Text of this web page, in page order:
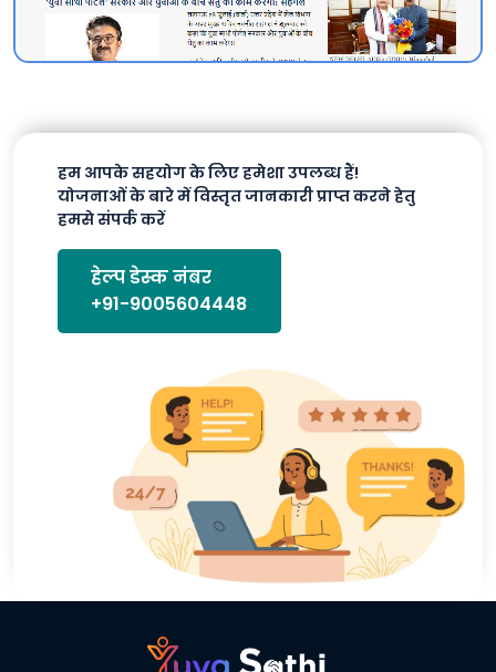
हम आपके सहयोग के लिए हमेशा उपलब्ध हैं!
योजनाओं के बारे में विस्तृत जानकारी प्राप्त करने हेतु
हमसे संपर्क करें
हेल्प डेस्क नंबर
+91-9005604448